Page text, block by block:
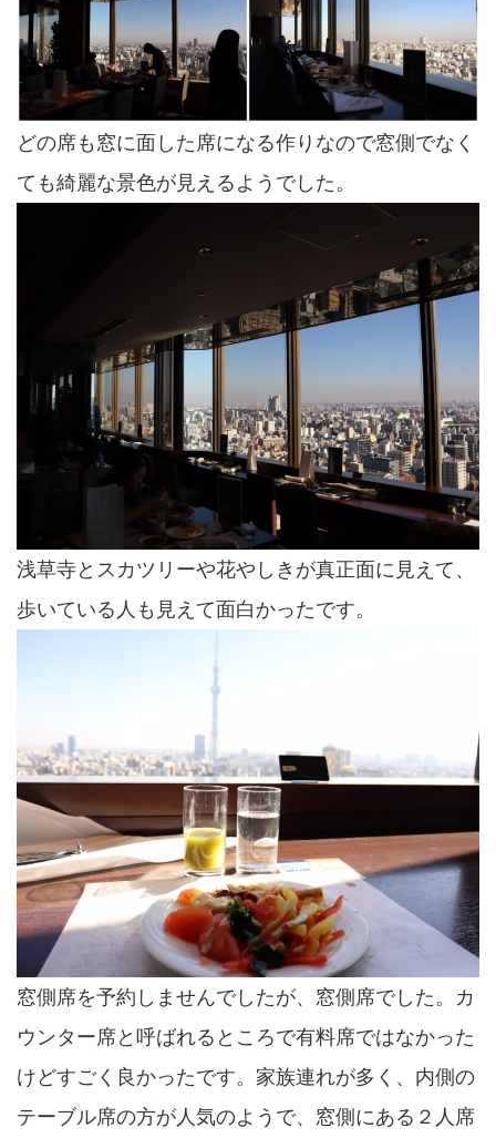
どの席も窓に面した席になる作りなので窓側でなく
ても綺麗な景色が見えるようでした。
浅草寺とスカツリーや花やしきが真正面に見えて、
歩いている人も見えて面白かったです。
窓側席を予約しませんでしたが、窓側席でした。カ
ウンター席と呼ばれるところで有料席ではなかった
けどすごく良かったです。家族連れが多く、内側の
テーブル席の方が人気のようで、窓側にある２人席